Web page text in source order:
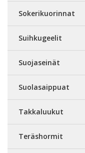
Sokerikuorinnat
Suihkugeelit
Suojaseinät
Suolasaippuat
Takkaluukut
Teräshormit